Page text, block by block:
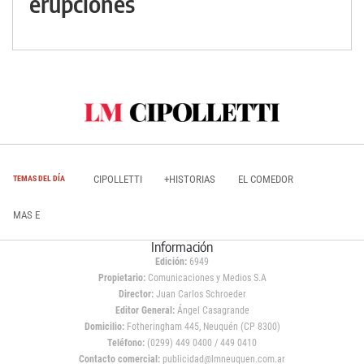
TEMAS DEL DÍA CIPOLLETTI +HISTORIAS EL COMEDOR
MAS E
Información
Edición: 6949
Propietario:Comunicaciones y Medios S.A
Director: Juan Carlos Schroeder
Editor General:Ángel Casagrande
Domicilio:Fotheringham 445, Neuquén (CP 8300)
Teléfono: (0299) 449 0400 / 449 0410
Contacto comercial: publicidad@lmneuquen.com.ar